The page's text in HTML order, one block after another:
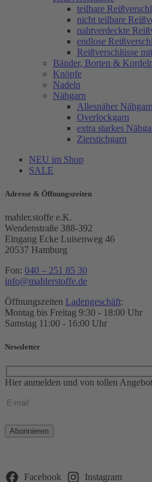
teilbare
nicht teilbare
nahtverdeckte
endlose
Reißverschlüsse
Bänder, Borten &
Knöpfe
Nadeln
Nähgarn
Allesnäher Nähgarn
Overlockgarn
extra starkes
Zierstichgarn
NEU im Shop
SALE
Adresse & Öffnungszeiten
mahler.stoffe e.K.
Wendenstraße 388-392
Eingang Ecke Luisenweg 46
20537 Hamburg
Fon: 040 – 251 85 30
info@mahlerstoffe.de
Öffnungszeiten Ladengeschäft:
Montag bis Freitag 9:30 - 18:00 Uhr
Samstag 11:00 - 16:00 Uhr
Newsletter
Hier anmelden und von tollen
Bitte
lasse
leer.
Facebook Instagram